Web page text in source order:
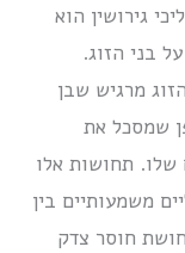
גירושין הוא
בני הזוג.
מרגיש שבן
שמסכל את
שלו. תחושות אלו
משמעותיים בין
חוסר צדק